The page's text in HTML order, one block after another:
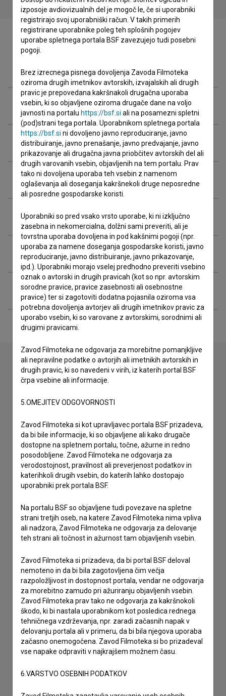
Zasedba
Ekipa
Organizacije
Nagrade in nominacije
Projekcije
Razširjeni podatki
Financiranje
Stik z uredništvom
stik z uredništvom Baze slovenskih filmov. Veseli bomo vaših
imam vprašanje
prijavljam napako
želim dodati podatke
drugo
izposoje avdiovizualnih del je mogoč le, če si uporabniki
registrirajo svoj uporabniški račun. V takih primerih
registrirane uporabnike poleg teh splošnih pogojev
uporabe spletnega portala BSF zavezujejo tudi posebni
pogoji.
Brez izrecnega pisnega dovoljenja Zavoda Filmoteka
oziroma drugih imetnikov avtorskih, izvajalskih ali drugih
pravic je prepovedana kakršnakoli drugačna uporaba
vsebin, ki so objavljene oziroma drugače dane na voljo
javnosti na portalu https://bsf.si ali na posamezni spletni
(pod)strani tega portala. Uporabnikom spletnega portala
https://bsf.si ni dovoljeno javno reproduciranje, javno
distribuiranje, javno prenašanje, javno predvajanje, javno
prikazovanje ali drugačna javna priobčitev avtorskih del ali
drugih varovanih vsebin, objavljenih na tem portalu. Prav
tako ni dovoljena uporaba teh vsebin z namenom
oglaševanja ali doseganja kakršnekoli druge neposredne
ali posredne gospodarske koristi.
Uporabniki so pred vsako vrsto uporabe, ki ni izključno
zasebna in nekomercialna, dolžni sami preveriti, ali je
tovrstna uporaba dovoljena in pod kakšnimi pogoji (npr.
uporaba za namene doseganja gospodarske koristi, javno
reproduciranje, javno distribuiranje, javno prikazovanje,
ipd.). Uporabniki morajo vselej predhodno preveriti vsebino
oznak o avtorski in drugih pravicah (kot so npr. avtorskim
sorodne pravice, pravice zasebnosti ali osebnostne
pravice) ter si zagotoviti dodatna pojasnila oziroma vsa
potrebna dovoljenja avtorjev ali drugih imetnikov pravic za
uporabo vsebin, ki so varovane z avtorskimi, sorodnimi ali
drugimi pravicami.
Zavod Filmoteka ne odgovarja za morebitne pomanjkljive
ali nepravilne podatke o avtorjih ali imetnikih avtorskih in
drugih pravic, ki so navedeni v virih, iz katerih portal BSF
črpa vsebine ali informacije.
5.OMEJITEV ODGOVORNOSTI
Zavod Filmoteka si kot upravljavec portala BSF prizadeva,
da bi bile informacije, ki so objavljene ali kako drugače
dostopne na spletnem portalu, točne, ažurne in redno
posodobljene. Zavod Filmoteka ne odgovarja za
verodostojnost, pravilnost ali preverjenost podatkov in
katerihkoli drugih vsebin, do katerih lahko dostopajo
uporabniki prek portala BSF.
Na portalu BSF so objavljene tudi povezave na spletne
strani tretjih oseb, na katere Zavod Filmoteka nima vpliva
ali nadzora, Zavod Filmoteka ne odgovarja za delovanje
teh strani ali točnost in ažurnost tam objavljenih vsebin.
Zavod Filmoteka si prizadeva, da bi portal BSF deloval
nemoteno in da bi bila zagotovljena čim večja
razpoložljivost in dostopnost portala, vendar ne odgovarja
za morebitno zamudo pri ažuriranju objavljenih vsebin.
Zavod Filmoteka prav tako ne odgovarja za kakršnokoli
škodo, ki bi nastala uporabnikom kot posledica rednega
tehničnega vzdrževanja, npr. zaradi začasnih napak v
delovanju portala ali v primeru, da bi bila njegova uporaba
začasno onemogočena. Zavod Filmoteka si bo prizadeval
vse napake odpraviti v najkrajšem možnem času.
6.VARSTVO OSEBNIH PODATKOV